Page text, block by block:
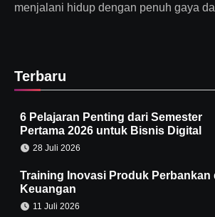
menjalani hidup dengan penuh gaya
Terbaru
6 Pelajaran Penting dari Semester
Pertama 2026 untuk Bisnis Digital
28 Juli 2026
Training Inovasi Produk Perbankan
Keuangan
11 Juli 2026